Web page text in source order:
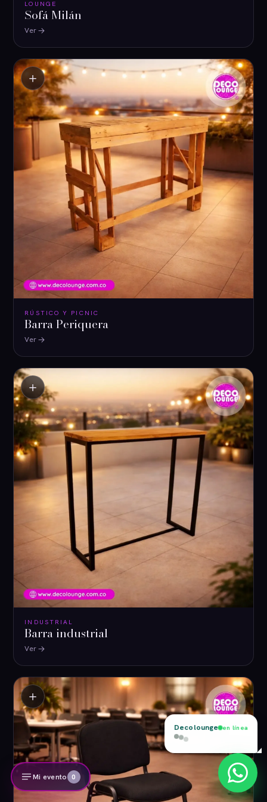
LOUNGE
Sofá Milán
Ver
RÚSTICO Y PICNIC
Barra Periquera
Ver
＋
INDUSTRIAL
Barra industrial
Ver
＋
＋
Decolounge en línea
Cotiza ya con nosotros, respondemos al
instante.
Mi evento 0